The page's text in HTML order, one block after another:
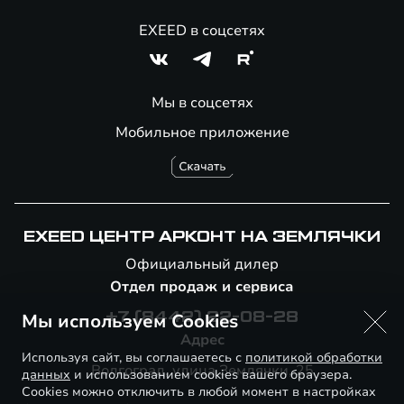
Мобильное приложение
EXEED в соцсетях
Мы в соцсетях
EXEED ЦЕНТР АРКОНТ НА ЗЕМЛЯЧКИ
Официальный дилер
Отдел продаж и сервиса
+7 (8442) 22-08-28
Адрес
Волгоград, улица Землячки, 25
Мы используем Cookies
Используя сайт, вы соглашаетесь с политикой обработки
данных и использованием cookies вашего браузера.
Cookies можно отключить в любой момент в настройках